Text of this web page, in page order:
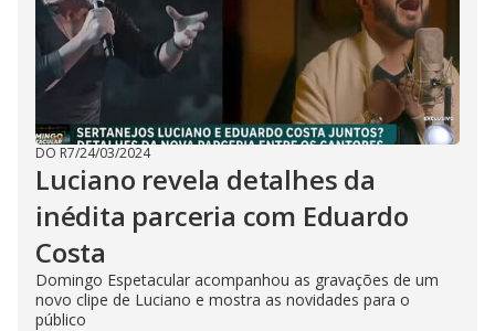
DO R7/24/03/2024
Luciano revela detalhes da
inédita parceria com Eduardo
Costa
Domingo Espetacular acompanhou as gravações de um
novo clipe de Luciano e mostra as novidades para o
público